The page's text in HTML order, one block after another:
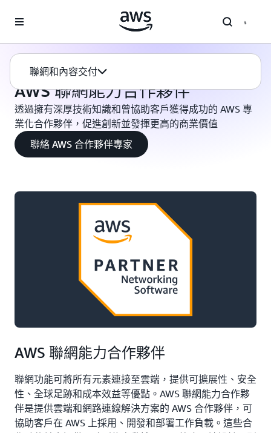
聯網和內容交付
AWS 聯網能力合作夥伴
透過擁有深厚技術知識和曾協助客戶獲得成功的 AWS 專
業化合作夥伴，促進創新並發揮更高的商業價值
聯絡 AWS 合作夥伴專家
AWS 聯網能力合作夥伴
聯網功能可將所有元素連接至雲端，提供可擴展性、安全
性、全球足跡和成本效益等優點。AWS 聯網能力合作夥
伴是提供雲端和網路連線解決方案的 AWS 合作夥伴，可
協助客戶在 AWS 上採用、開發和部署工作負載。這些合